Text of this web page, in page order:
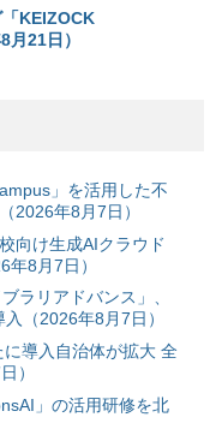
KEIZOCK
21日）
」を活用した不
2026年8月7日）
向け生成AIクラウド
年8月7日）
ラリアドバンス」、
（2026年8月7日）
導入自治体が拡大 全
）
」の活用研修を北